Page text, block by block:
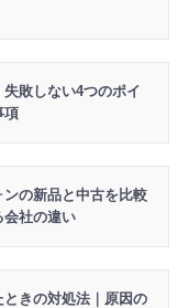
敗しない4つのポイ
項
の新品と中古を比較
会社の違い
きの対処法｜原因の